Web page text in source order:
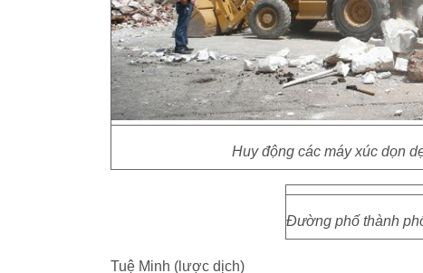
Huy động các máy xúc dọn
Đường phố thành
Tuệ Minh (lược dịch)